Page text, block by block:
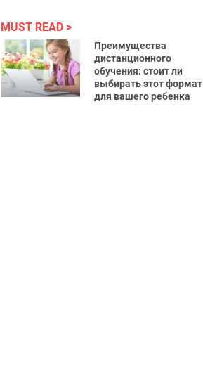
MUST READ
Преимущества
дистанционного
обучения: стоит ли
выбирать этот формат
для вашего ребенка